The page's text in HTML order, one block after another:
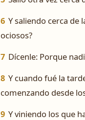
6 Y saliendo cerca de
ociosos?
7 Dícenle: Porque
8 Y cuando fué la
comenzando desde
9 Y viniendo los que